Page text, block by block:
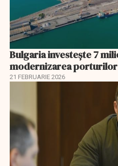
Bulgaria investește 7
modernizarea porturilor
21 FEBRUARIE 2026